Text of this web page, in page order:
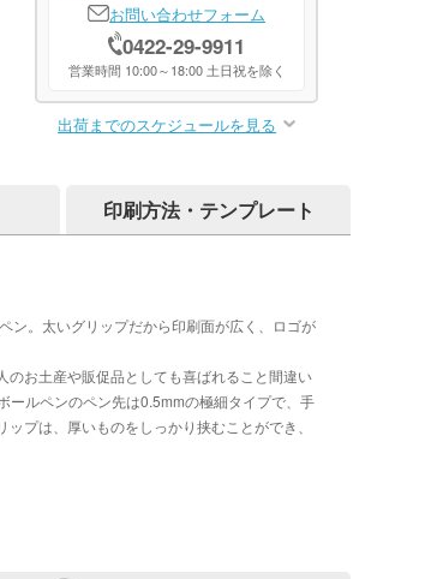
お問い合わせフォーム
0422-29-9911
営業時間 10:00～18:00 土日祝を除く
出荷までのスケジュールを見る
印刷方法・テンプレート
。太いグリップだから印刷面が広く、ロゴが
お土産や販促品としても喜ばれること間違い
ールペンのペン先は0.5mmの極細タイプで、手
プは、厚いものをしっかり挟むことができ、